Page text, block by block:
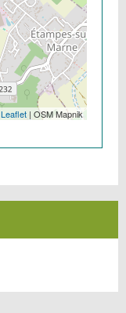
Leaflet| OSM Mapnik